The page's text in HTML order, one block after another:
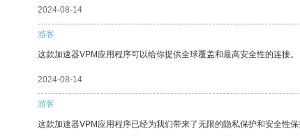
2024-08-14
游客
这款加速器VPM应用程序可以给你提供全球覆盖和最高安全性的连接。
2024-08-14
游客
这款加速器VPM应用程序已经为我们带来了无限的隐私保护和安全性保